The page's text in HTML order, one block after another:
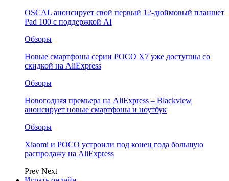
OSCAL анонсирует свой первый 12-дюймовый планшет
Pad 100 с поддержкой AI
Обзоры
Новые смартфоны серии POCO X7 уже доступны со
скидкой на AliExpress
Обзоры
Новогодняя премьера на AliExpress – Blackview
анонсирует новые смартфоны и ноутбук
Обзоры
Xiaomi и POCO устроили под конец года большую
распродажу на AliExpress
Prev Next